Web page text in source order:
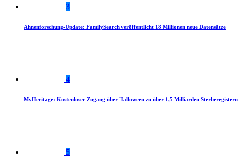
3
Ahnenforschung-Update: FamilySearch veröffentlicht 18 Millionen neue Datensätze
4
MyHeritage: Kostenloser Zugang über Halloween zu über 1,5 Milliarden Sterberegistern
5